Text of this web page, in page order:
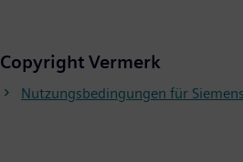
Copyright Vermerk
Nutzungsbedingungen für